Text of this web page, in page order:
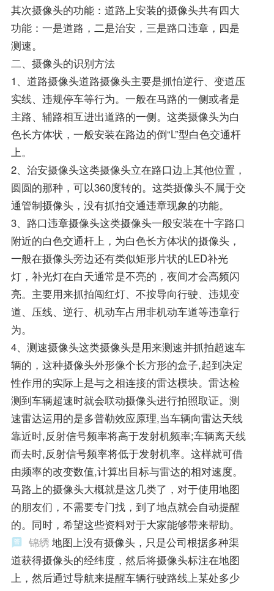
其次摄像头的功能：道路上安装的摄像头共有四大
功能：一是道路，二是治安，三是路口违章，四是
测速。
二、摄像头的识别方法
1、道路摄像头道路摄像头主要是抓怕逆行、变道压
实线、违规停车等行为。一般在马路的一侧或者是
主路、辅路相互进出道路的一侧。这类摄像头为白
色长方体状，一般安装在路边的倒“L”型白色交通杆
上。
2、治安摄像头这类摄像头立在路口边上其他位置，
圆圆的那种，可以360度转的。这类摄像头不属于交
通管制摄像头，没有抓拍交通违章现象的功能。
3、路口违章摄像头这类摄像头一般安装在十字路口
附近的白色交通杆上，为白色长方体状的摄像头，
一般在摄像头旁边还有类似矩形片状的LED补光
灯，补光灯在白天通常是不亮的，夜间才会高频闪
亮。主要用来抓拍闯红灯、不按导向行驶、违规变
道、压线、逆行、机动车占用非机动车道等违章行
为。
4、测速摄像头这类摄像头是用来测速并抓拍超速车
辆的，这种摄像头外形像个长方形的盒子,起到决定
性作用的实际上是与之相连接的雷达模块。雷达检
测到车辆超速时就会联动摄像头进行拍照取证。测
速雷达运用的是多普勒效应原理,当车辆向雷达天线
靠近时,反射信号频率将高于发射机频率;车辆离天线
而去时,反射信号频率将低于发射机率。这样就可借
由频率的改变数值,计算出目标与雷达的相对速度。
马路上的摄像头大概就是这几类了，对于使用地图
的朋友们，不需要专门找，到了地点就会自动提醒
的。同时，希望这些资料对于大家能够带来帮助。
锦绣 地图上没有摄像头，只是公司根据多种渠
道获得摄像头的经纬度，然后将摄像头标注在地图
上，然后通过导航来提醒车辆行驶路线上某处多少